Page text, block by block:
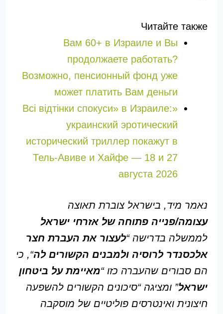
Читайте также
Вам 60+ в Израиле и Вы
продолжаете работать?
Возможно, пенсионный фонд уже
может платить Вам деньги
«Всі відтінки спокуси» в Израиле:
украинский эротический
исторический триллер покажут в
Тель-Авиве и Хайфе — 18 и 27
августа 2026
נאמר מיד, בישראל צוברת תאוצה
עצומה/פנייה פתוחה של אזרחי ישראל
לממשלה בדרישה “לעצור את העברת חצר
אלכסנדר לרוסיה ולמבנים הקשורים לה“, כי
הם סבורים שהעברה כזו “מאיימת על ביטחון
ישראל” ומציגה “סיכונים הקשורים להשפעה
חיצונית ואינטרסים פוליטיים של מוסקבה